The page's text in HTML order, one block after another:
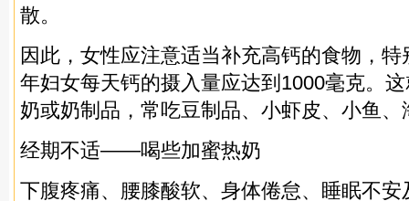
散。
因此，女性应注意适当补充高钙的食物，
年妇女每天钙的摄入量应达到1000毫克。
奶或奶制品，常吃豆制品、小虾皮、小鱼
经期不适——喝些加蜜热奶
下腹疼痛、腰膝酸软、身体倦怠、睡眠不